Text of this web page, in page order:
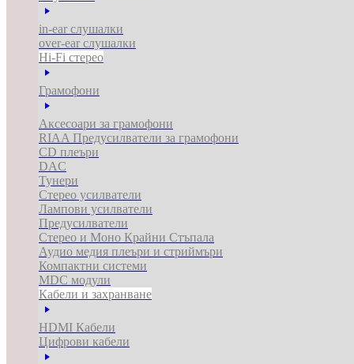
in-ear слушалки
over-ear слушалки
Hi-Fi стерео
Грамофони
Аксесоари за грамофони
RIAA Предусилватели за грамофони
CD плеъри
DAC
Тунери
Стерео усилватели
Лампови усилватели
Предусилватели
Стерео и Моно Крайни Стъпала
Аудио медия плеъри и стриймъри
Компактни системи
MDC модули
Кабели и захранване
HDMI Кабели
Цифрови кабели